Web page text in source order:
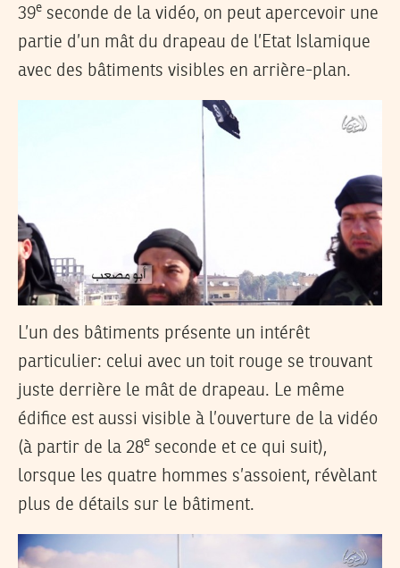
39e seconde de la vidéo, on peut apercevoir une
partie d’un mât du drapeau de l’Etat Islamique
avec des bâtiments visibles en arrière-plan.
L’un des bâtiments présente un intérêt
particulier: celui avec un toit rouge se trouvant
juste derrière le mât de drapeau. Le même
édifice est aussi visible à l’ouverture de la vidéo
(à partir de la 28e seconde et ce qui suit),
lorsque les quatre hommes s’assoient, révèlant
plus de détails sur le bâtiment.